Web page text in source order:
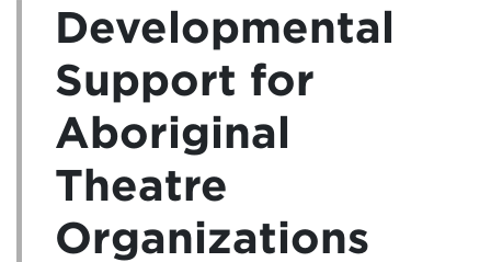
Developmental
Support for
Aboriginal
Theatre
Organizations